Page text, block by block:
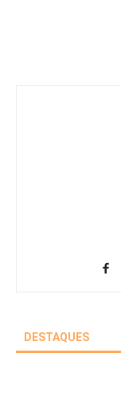
DESTAQUES